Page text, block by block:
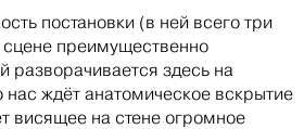
постановки (в ней всего три
сцене преимущественно
разворачивается здесь на
нас ждёт анатомическое вскрытие
висящее на стене огромное